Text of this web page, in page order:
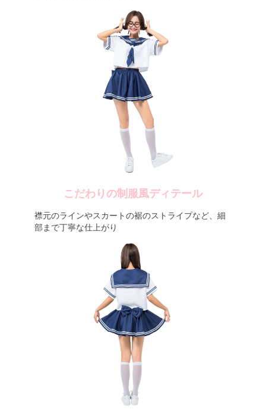
こだわりの制服風ディテール
襟元のラインやスカートの裾のストライプなど、細
部まで丁寧な仕上がり